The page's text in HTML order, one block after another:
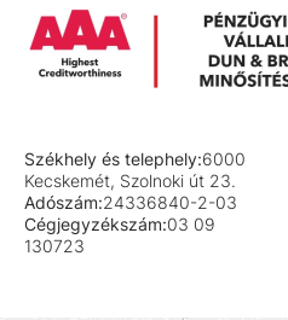
Székhely és telephely:6000
Kecskemét, Szolnoki út 23.
Adószám:24336840-2-03
Cégjegyzékszám:03 09
130723